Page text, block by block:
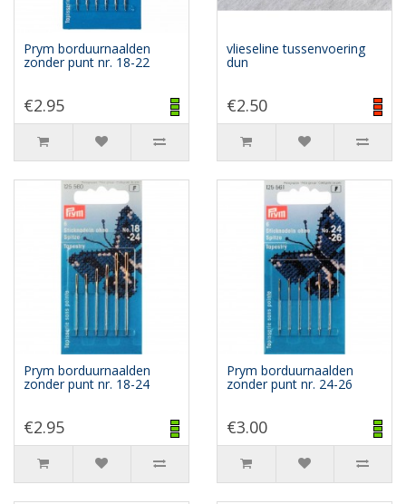
Prym borduurnaalden
zonder punt nr. 18-22
€2.95
vlieseline tussenvoering
dun
€2.50
Prym borduurnaalden
zonder punt nr. 18-24
€2.95
Prym borduurnaalden
zonder punt nr. 24-26
€3.00